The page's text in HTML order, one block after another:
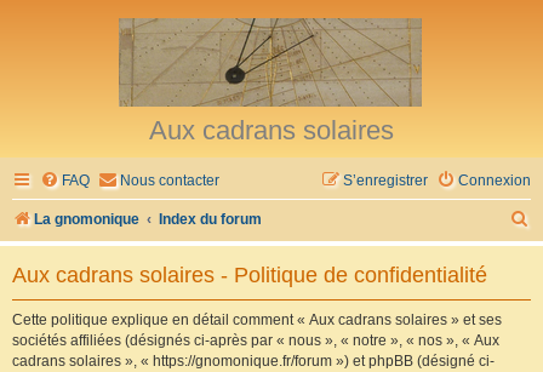
Aux cadrans solaires
FAQ Nous contacter Connexion
S’enregistrer
La gnomonique Index du forum
e
Aux cadrans solaires - Politique de confidentialité
Cette politique explique en détail comment « Aux cadrans solaires » et ses
sociétés affiliées (désignés ci-après par « nous », « notre », « nos », « Aux
cadrans solaires », « https://gnomonique.fr/forum ») et phpBB (désigné ci-